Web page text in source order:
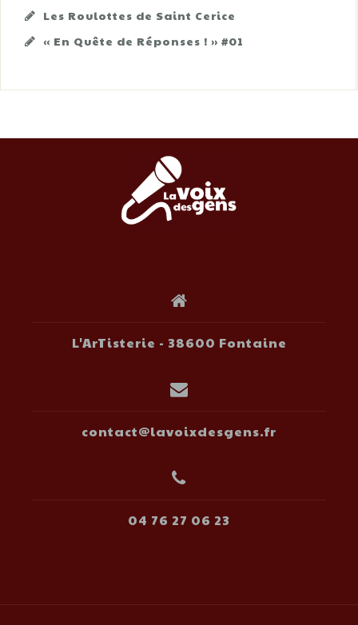
Les Roulottes de Saint Cerice
« En Quête de Réponses ! » #01
L'ArTisterie - 38600 Fontaine
contact@lavoixdesgens.fr
04 76 27 06 23